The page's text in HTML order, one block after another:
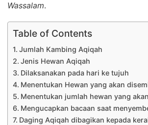
Wassalam.
Table of Contents
Jumlah Kambing Aqiqah
Jenis Hewan Aqiqah
Dilaksanakan pada hari ke tujuh
Menentukan Hewan yang akan
Menentukan jumlah hewan yang
Mengucapkan bacaan saat
Daging Aqiqah dibagikan kepada